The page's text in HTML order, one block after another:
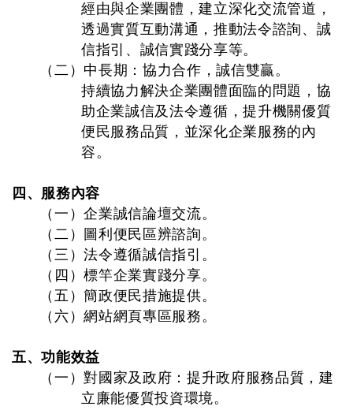
經由與企業團體，建立深化交流管道，
透過實質互動溝通，推動法令諮詢、誠
信指引、誠信實踐分享等。
（二）中長期：協力合作，誠信雙贏。
持續協力解決企業團體面臨的問題，協
助企業誠信及法令遵循，提升機關優質
便民服務品質，並深化企業服務的內
容。
四、服務內容
（一）企業誠信論壇交流。
（二）圖利便民區辨諮詢。
（三）法令遵循誠信指引。
（四）標竿企業實踐分享。
（五）簡政便民措施提供。
（六）網站網頁專區服務。
五、功能效益
（一）對國家及政府：提升政府服務品質，建
立廉能優質投資環境。